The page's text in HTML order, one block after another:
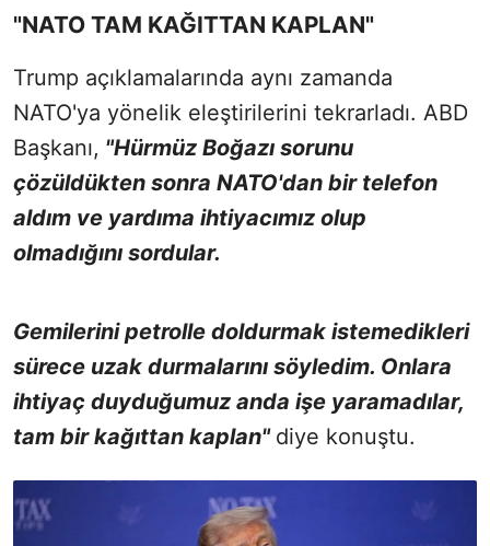
"NATO TAM KAĞITTAN KAPLAN"
Trump açıklamalarında aynı zamanda
NATO'ya yönelik eleştirilerini tekrarladı. ABD
Başkanı, "Hürmüz Boğazı sorunu
çözüldükten sonra NATO'dan bir telefon
aldım ve yardıma ihtiyacımız olup
olmadığını sordular.
Gemilerini petrolle doldurmak istemedikleri
sürece uzak durmalarını söyledim. Onlara
ihtiyaç duyduğumuz anda işe yaramadılar,
tam bir kağıttan kaplan" diye konuştu.